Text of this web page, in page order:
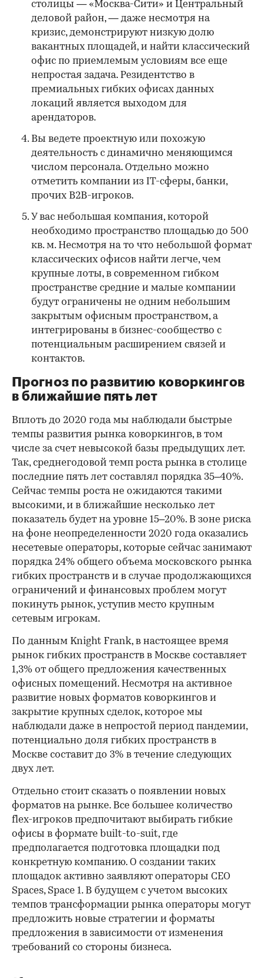
столицы — «Москва-Сити» и Центральный
деловой район, — даже несмотря на
кризис, демонстрируют низкую долю
вакантных площадей, и найти классический
офис по приемлемым условиям все еще
непростая задача. Резидентство в
премиальных гибких офисах данных
локаций является выходом для
арендаторов.
Вы ведете проектную или похожую
деятельность с динамично меняющимся
числом персонала. Отдельно можно
отметить компании из IT-сферы, банки,
прочих B2B-игроков.
У вас небольшая компания, которой
необходимо пространство площадью до 500
кв. м. Несмотря на то что небольшой формат
классических офисов найти легче, чем
крупные лоты, в современном гибком
пространстве средние и малые компании
будут ограничены не одним небольшим
закрытым офисным пространством, а
интегрированы в бизнес-сообщество с
потенциальным расширением связей и
контактов.
Прогноз по развитию коворкингов
в ближайшие пять лет
Вплоть до 2020 года мы наблюдали быстрые
темпы развития рынка коворкингов, в том
числе за счет невысокой базы предыдущих лет.
Так, среднегодовой темп роста рынка в столице
последние пять лет составлял порядка 35–40%.
Сейчас темпы роста не ожидаются такими
высокими, и в ближайшие несколько лет
показатель будет на уровне 15–20%. В зоне риска
на фоне неопределенности 2020 года оказались
несетевые операторы, которые сейчас занимают
порядка 24% общего объема московского рынка
гибких пространств и в случае продолжающихся
ограничений и финансовых проблем могут
покинуть рынок, уступив место крупным
сетевым игрокам.
По данным Knight Frank, в настоящее время
рынок гибких пространств в Москве составляет
1,3% от общего предложения качественных
офисных помещений. Несмотря на активное
развитие новых форматов коворкингов и
закрытие крупных сделок, которое мы
наблюдали даже в непростой период пандемии,
потенциально доля гибких пространств в
Москве составит до 3% в течение следующих
двух лет.
Отдельно стоит сказать о появлении новых
форматов на рынке. Все большее количество
flex-игроков предпочитают выбирать гибкие
офисы в формате built-to-suit, где
предполагается подготовка площадки под
конкретную компанию. О создании таких
площадок активно заявляют операторы CEO
Spaces, Space 1. В будущем с учетом высоких
темпов трансформации рынка операторы могут
предложить новые стратегии и форматы
предложения в зависимости от изменения
требований со стороны бизнеса.